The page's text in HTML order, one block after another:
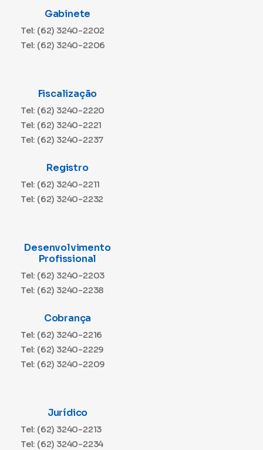
Gabinete
Tel: (62) 3240-2202
Tel: (62) 3240-2206
Fiscalização
Tel: (62) 3240-2220
Tel: (62) 3240-2221
Tel: (62) 3240-2237
Registro
Tel: (62) 3240-2211
Tel: (62) 3240-2232
Desenvolvimento
Profissional
Tel: (62) 3240-2203
Tel: (62) 3240-2238
Cobrança
Tel: (62) 3240-2216
Tel: (62) 3240-2229
Tel: (62) 3240-2209
Jurídico
Tel: (62) 3240-2213
Tel: (62) 3240-2234